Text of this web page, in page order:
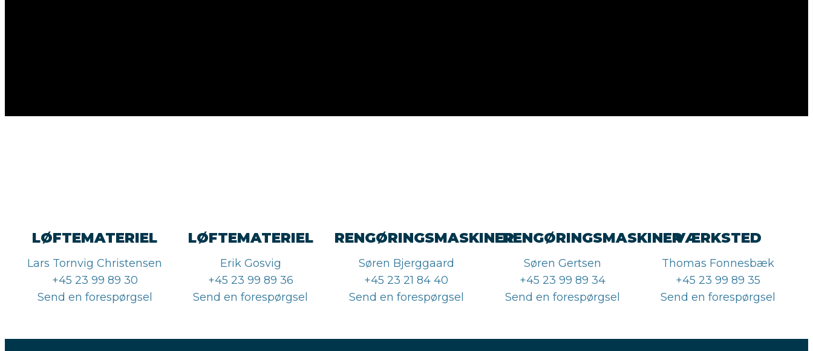
LØFTEMATERIEL
Lars Tornvig Christensen
+45 23 99 89 30
Send en forespørgsel
LØFTEMATERIEL
Erik Gosvig
+45 23 99 89 36
Send en forespørgsel
RENGØRINGSMASKINER
Søren Bjerggaard
+45 23 21 84 40
Send en forespørgsel
RENGØRINGSMASKINER
Søren Gertsen
+45 23 99 89 34
Send en forespørgsel
VÆRKSTED
Thomas Fonnesbæk
+45 23 99 89 35
Send en forespørgsel